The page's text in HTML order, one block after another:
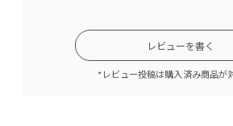
レビューを書く
*レビュー投稿は購入済み商品が